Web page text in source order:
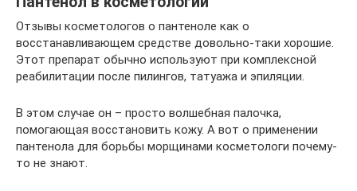
Отзывы косметологов о пантеноле как о
восстанавливающем средстве довольно-таки хорошие.
Этот препарат обычно используют при комплексной
реабилитации после пилингов, татуажа и эпиляции.
В этом случае он – просто волшебная палочка,
помогающая восстановить кожу. А вот о применении
пантенола для борьбы морщинами косметологи почему-
то не знают.